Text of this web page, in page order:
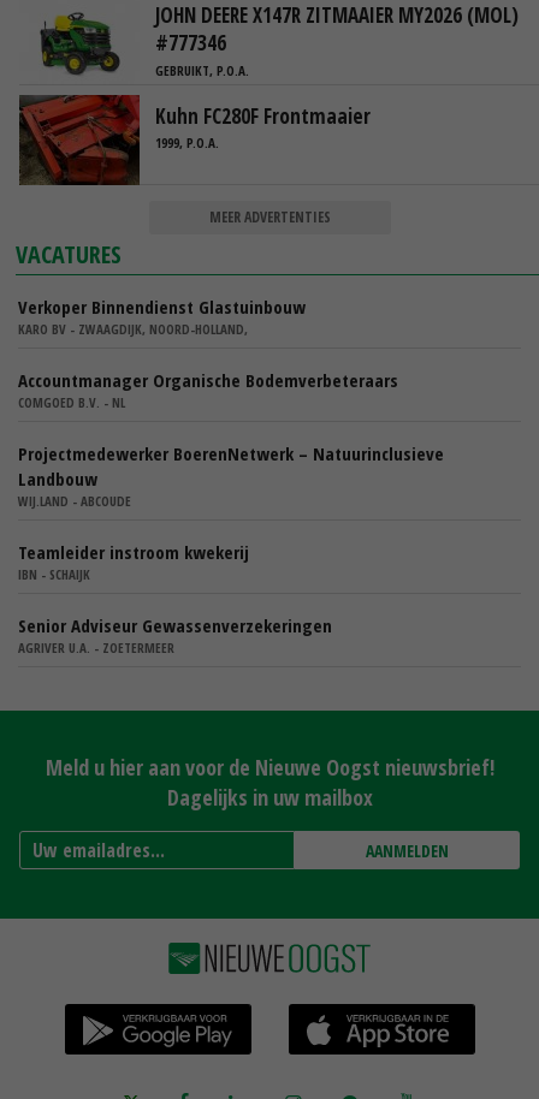
JOHN DEERE X147R ZITMAAIER MY2026 (MOL)
#777346
GEBRUIKT, P.O.A.
Kuhn FC280F Frontmaaier
1999, P.O.A.
MEER ADVERTENTIES
VACATURES
Verkoper Binnendienst Glastuinbouw
KARO BV - ZWAAGDIJK, NOORD-HOLLAND,
Accountmanager Organische Bodemverbeteraars
COMGOED B.V. - NL
Projectmedewerker BoerenNetwerk – Natuurinclusieve
Landbouw
WIJ.LAND - ABCOUDE
Teamleider instroom kwekerij
IBN - SCHAIJK
Senior Adviseur Gewassenverzekeringen
AGRIVER U.A. - ZOETERMEER
Meld u hier aan voor de Nieuwe Oogst nieuwsbrief!
Dagelijks in uw mailbox
AANMELDEN